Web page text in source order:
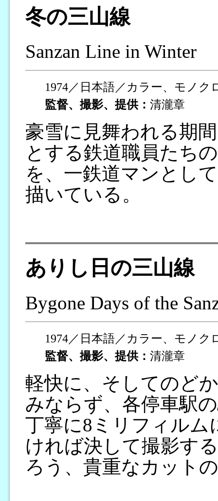
冬の三山線
Sanzan Line in Winter
1974／日本語／カラー、モノク
監督、撮影、提供： 清瀧章
豪雪に見舞われる期
とする鉄道職員たち
を、一鉄道マンとし
描いている。
ありし日の三山線
Bygone Days of the
1974／日本語／カラー、モノク
監督、撮影、提供： 清瀧章
軽快に、そしてのど
みならず、各停車駅
丁寧に8ミリフィルム
ければ決して撮影す
ろう、貴重なカット